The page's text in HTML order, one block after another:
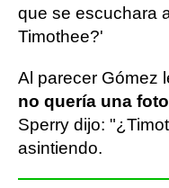
que se escuchara
Timothee?'
Al parecer Gómez
no quería una
Sperry dijo:
asintiendo.